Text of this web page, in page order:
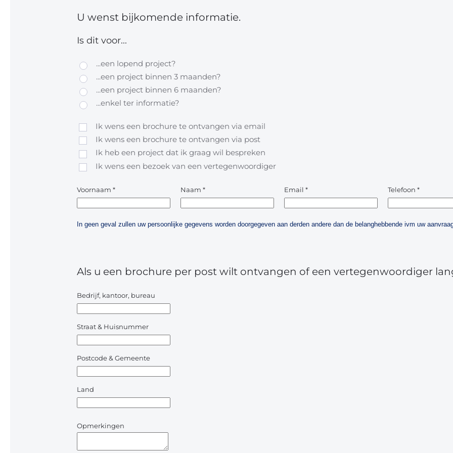
U wenst bijkomende informatie.
Is dit voor...
...een lopend project?
...een project binnen 3 maanden?
...een project binnen 6 maanden?
...enkel ter informatie?
Ik wens een brochure te ontvangen via email
Ik wens een brochure te ontvangen via post
Ik heb een project dat ik graag wil bespreken
Ik wens een bezoek van een vertegenwoordiger
Voornaam * Naam * Email * Telefoon *
In geen geval zullen uw persoonlijke gegevens worden doorgegeven aan derden andere dan de belanghebbende ivm uw
Als u een brochure per post wilt ontvangen of een vertegenwoordiger
Bedrijf, kantoor, bureau
Straat & Huisnummer
Postcode & Gemeente
Land
Opmerkingen